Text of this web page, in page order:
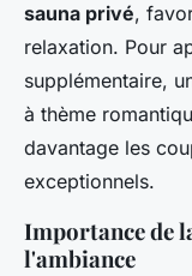
sauna privé,
relaxation. Pour
supplémentaire,
à thème
davantage les
exceptionnels.
Importance de
l'ambiance